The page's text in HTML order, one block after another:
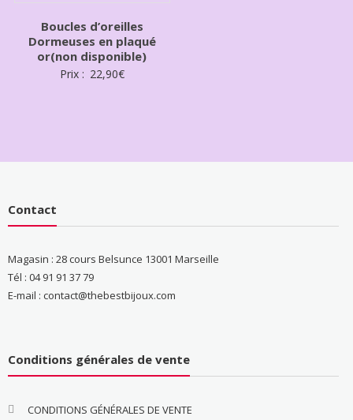
Boucles d’oreilles
Dormeuses en plaqué
or(non disponible)
Prix : 22,90€
Contact
Magasin : 28 cours Belsunce 13001 Marseille
Tél : 04 91 91 37 79
E-mail : contact@thebestbijoux.com
Conditions générales de vente
CONDITIONS GÉNÉRALES DE VENTE